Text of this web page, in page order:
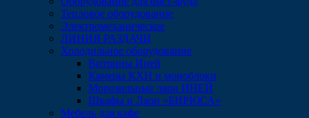
Тепловое оборудование
Электромеханическое
ЛИНИЯ РАЗДАЧИ
Холодильное оборудование
Витрины Иней
Камеры КХН и моноблоки
Морозильные лари ИНЕЙ
Шкафы и Лари «БИРЮСА»
Мебель для кафе